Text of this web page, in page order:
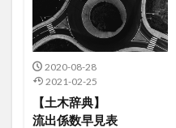
2020-08-28
2021-02-25
【土木辞典】
流出係数早見表